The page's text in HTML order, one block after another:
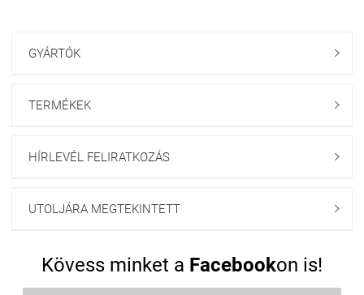
GYÁRTÓK 
TERMÉKEK 
HÍRLEVÉL FELIRATKOZÁS 
UTOLJÁRA MEGTEKINTETT 
Kövess minket a Facebookon is!